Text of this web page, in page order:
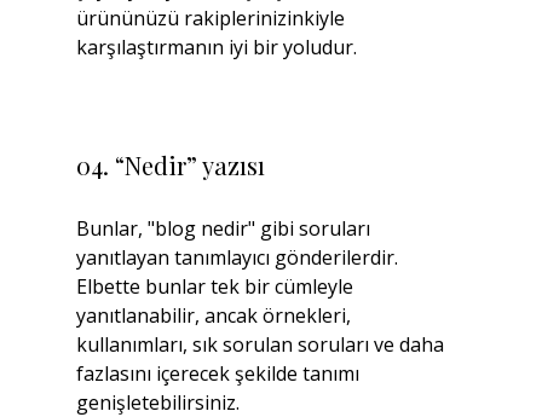
ürününüzü rakiplerinizinkiyle
karşılaştırmanın iyi bir yoludur.
04. “Nedir” yazısı
Bunlar, "blog nedir" gibi soruları
yanıtlayan tanımlayıcı gönderilerdir.
Elbette bunlar tek bir cümleyle
yanıtlanabilir, ancak örnekleri,
kullanımları, sık sorulan soruları ve daha
fazlasını içerecek şekilde tanımı
genişletebilirsiniz.